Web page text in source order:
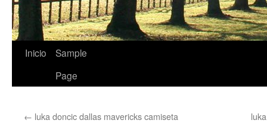
Saltar
Inicio
Sample
Page
← luka doncic dallas mavericks camiseta